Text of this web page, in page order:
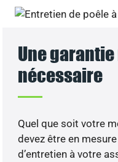
Une
nécessaire
Quel que soit votre
devez être en
d’entretien à votre